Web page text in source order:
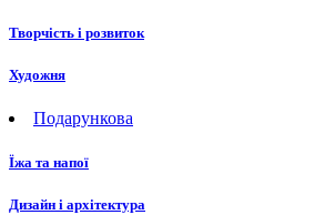
Творчість і розвиток
Художня
Подарункова
Їжа та напої
Дизайн і архітектура